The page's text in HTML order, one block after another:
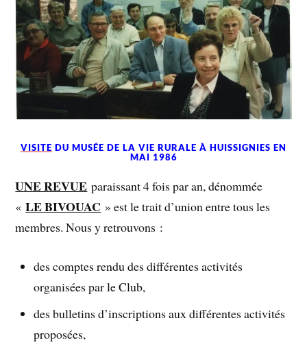
VISITE DU MUSÉE DE LA VIE RURALE À HUISSIGNIES EN
MAI 1986
UNE REVUE paraissant 4 fois par an, dénommée
«LE BIVOUAC » est le trait d’union entre tous les
membres. Nous y retrouvons :
des comptes rendu des différentes activités
organisées par le Club,
des bulletins d’inscriptions aux différentes activités
proposées,